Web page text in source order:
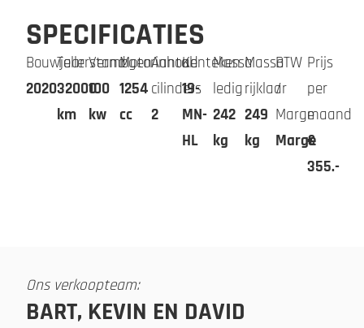
SPECIFICATIES
Bouwjaar
2020
Tellerstand
32000
km
Vermogen
100
kw
Motorinhoud
1254
cc
Aantal
cilinders
2
Kenteken
19-
MN-
HL
Massa
ledig
242
kg
Massa
rijklaar
249
kg
BTW
/
Marge
Marge
Prijs
per
maand
€
355.-
Ons verkoopteam:
BART, KEVIN EN DAVID